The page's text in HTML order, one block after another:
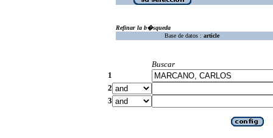
Refinar la b�squeda
Base de datos : article
Buscar
1
2
3